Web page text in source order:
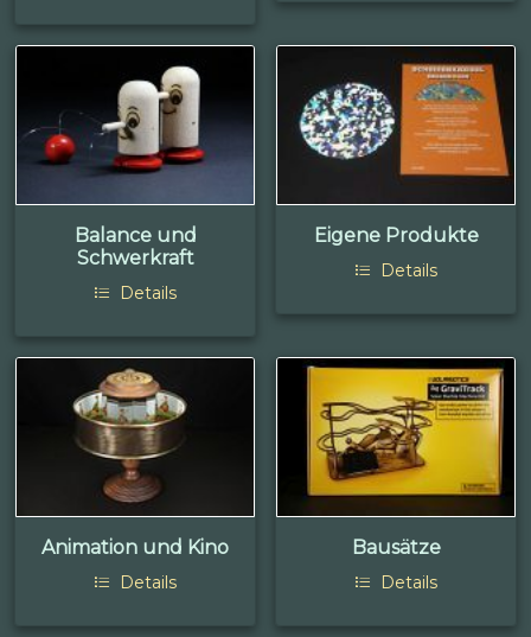
Balance und
Schwerkraft
Details
Eigene Produkte
Details
Animation und Kino
Details
Bausätze
Details